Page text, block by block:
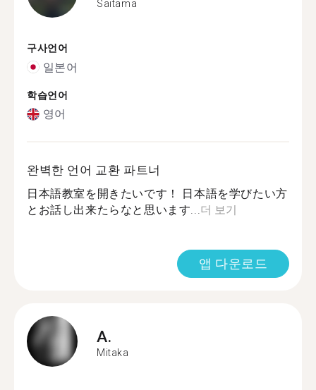
Saitama
구사언어
일본어
학습언어
영어
완벽한 언어 교환 파트너
日本語教室を開きたいです！ 日本語を学びたい方
とお話し出来たらなと思います...더 보기
앱 다운로드
A.
Mitaka